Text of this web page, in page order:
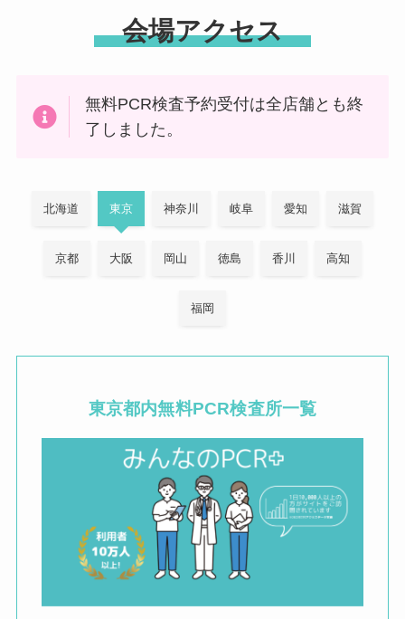
会場アクセス
無料PCR検査予約受付は全店舗とも終
了しました。
北海道 東京 神奈川 岐阜 愛知 滋賀
京都 大阪 岡山 徳島 香川 高知
福岡
東京都内無料PCR検査所一覧